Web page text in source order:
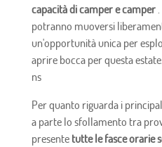
capacità di camper e camper.
potranno muoversi
un'opportunità unica per
aprire bocca per questa
ns
Per quanto riguarda i
a parte lo sfollamento tra
presente tutte le fasce orarie